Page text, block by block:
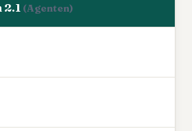
2.1 (Agenten)